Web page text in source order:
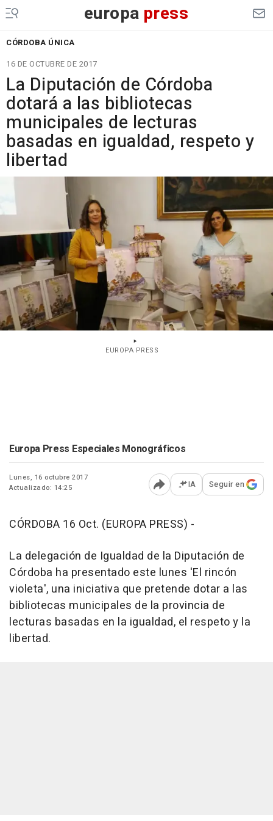
europa press
CÓRDOBA ÚNICA
16 DE OCTUBRE DE 2017
La Diputación de Córdoba
dotará a las bibliotecas
municipales de lecturas
basadas en igualdad, respeto y
libertad
EUROPA PRESS
Europa Press Especiales Monográficos
Lunes, 16 octubre 2017
Actualizado: 14:25
Abrir opciones para
IA Seguir en
CÓRDOBA 16 Oct. (EUROPA PRESS) -
La delegación de Igualdad de la Diputación de
Córdoba ha presentado este lunes 'El rincón
violeta', una iniciativa que pretende dotar a las
bibliotecas municipales de la provincia de
lecturas basadas en la igualdad, el respeto y la
libertad.